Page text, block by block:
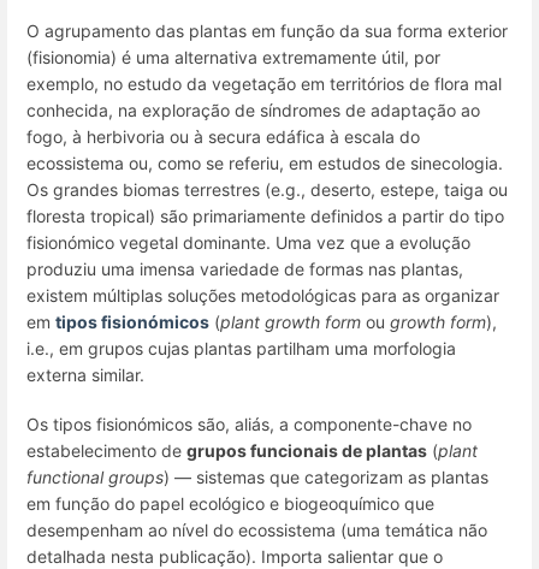
O agrupamento das plantas em função da sua forma exterior
(fisionomia) é uma alternativa extremamente útil, por
exemplo, no estudo da vegetação em territórios de flora mal
conhecida, na exploração de síndromes de adaptação ao
fogo, à herbivoria ou à secura edáfica à escala do
ecossistema ou, como se referiu, em estudos de sinecologia.
Os grandes biomas terrestres (e.g., deserto, estepe, taiga ou
floresta tropical) são primariamente definidos a partir do tipo
fisionómico vegetal dominante. Uma vez que a evolução
produziu uma imensa variedade de formas nas plantas,
existem múltiplas soluções metodológicas para as organizar
em tipos fisionómicos (plant growth form ou growth form),
i.e., em grupos cujas plantas partilham uma morfologia
externa similar.
Os tipos fisionómicos são, aliás, a componente-chave no
estabelecimento de grupos funcionais de plantas (plant
functional groups) — sistemas que categorizam as plantas
em função do papel ecológico e biogeoquímico que
desempenham ao nível do ecossistema (uma temática não
detalhada nesta publicação). Importa salientar que o